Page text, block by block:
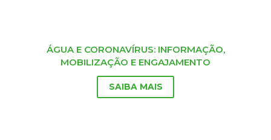
ÁGUA E CORONAVÍRUS: INFORMAÇÃO,
MOBILIZAÇÃO E ENGAJAMENTO
SAIBA MAIS